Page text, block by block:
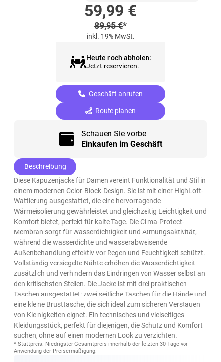
Sonderpreis
59,99 €
Regulärer Preis
89,95€*
inkl. 19% MwSt.
Heute noch abholen:
Jetzt reservieren.
Geschäft anrufen
Route planen
Schauen Sie vorbei
Einkaufen im Geschäft
Beschreibung
Diese Kapuzenjacke für Damen vereint Funktionalität und Stil in
einem modernen Color-Block-Design. Sie ist mit einer HighLoft-
Wattierung ausgestattet, die eine hervorragende
Wärmeisolierung gewährleistet und gleichzeitig Leichtigkeit und
Komfort bietet, perfekt für kalte Tage. Die Clima-Protect-
Membran sorgt für Wasserdichtigkeit und Atmungsaktivität,
während die wasserdichte und wasserabweisende
Außenbehandlung effektiv vor Regen und Feuchtigkeit schützt.
Vollständig versiegelte Nähte erhöhen die Wasserdichtigkeit
zusätzlich und verhindern das Eindringen von Wasser selbst an
den kritischsten Stellen. Die Jacke ist mit drei praktischen
Taschen ausgestattet: zwei seitliche Taschen für die Hände und
eine kleine Brusttasche, die sich ideal zum sicheren Verstauen
von Kleinigkeiten eignet. Ein technisches und vielseitiges
Kleidungsstück, perfekt für diejenigen, die Schutz und Komfort
suchen, ohne auf einen modernen Look zu verzichten.
* Stattpreis: Niedrigster Gesamtpreis innerhalb der letzten 30 Tage vor
Anwendung der Preisermäßigung.